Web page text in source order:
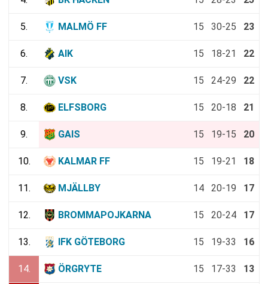
5. MALMÖ FF 15 30-25 23
6. AIK 15 18-21 22
7. VSK 15 24-29 22
8. ELFSBORG 15 20-18 21
9. GAIS 15 19-15 20
10. KALMAR FF 15 19-21 18
11. MJÄLLBY 14 20-19 17
12. BROMMAPOJKARNA 15 20-24 17
13. IFK GÖTEBORG 15 19-33 16
14. ÖRGRYTE 15 17-33 13